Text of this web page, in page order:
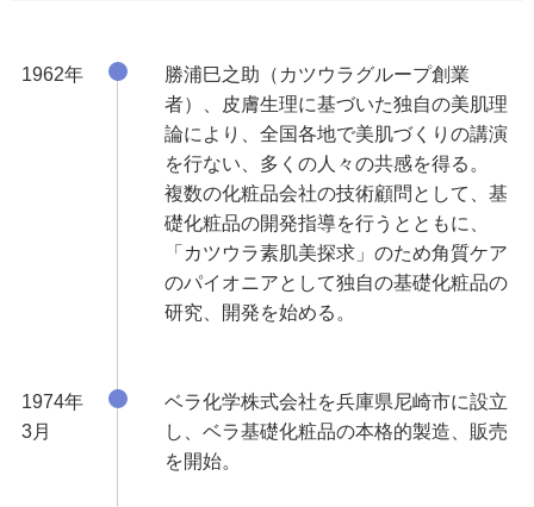
1962年
勝浦巳之助（カツウラグループ創業
者）、皮膚生理に基づいた独自の美肌理
論により、全国各地で美肌づくりの講演
を行ない、多くの人々の共感を得る。
複数の化粧品会社の技術顧問として、基
礎化粧品の開発指導を行うとともに、
「カツウラ素肌美探求」のため角質ケア
のパイオニアとして独自の基礎化粧品の
研究、開発を始める。
1974年
3月
ベラ化学株式会社を兵庫県尼崎市に設立
し、ベラ基礎化粧品の本格的製造、販売
を開始。